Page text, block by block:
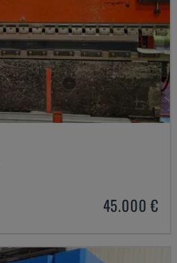
45.000 €